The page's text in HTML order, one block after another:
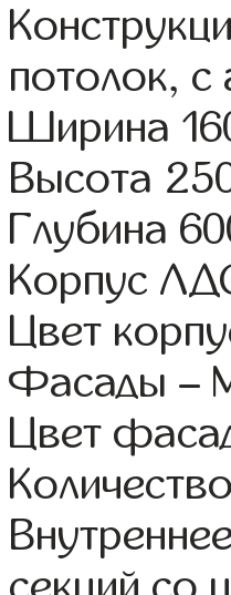
потолок, с
Ширина
Высота
Глубина
Корпус
Цвет
Фасады –
Цвет